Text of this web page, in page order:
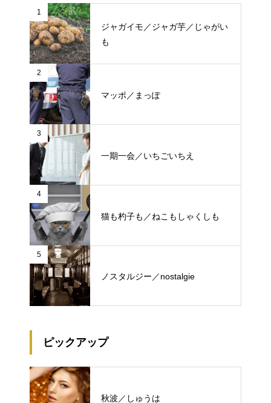
1
ジャガイモ／ジャガ芋／じゃがい
も
2
マッポ／まっぽ
3
一期一会／いちごいちえ
4
猫も杓子も／ねこもしゃくしも
5
ノスタルジー／nostalgie
ピックアップ
秋波／しゅうは